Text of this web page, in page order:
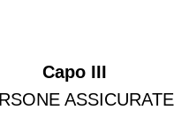
Capo III
ASSICURATE